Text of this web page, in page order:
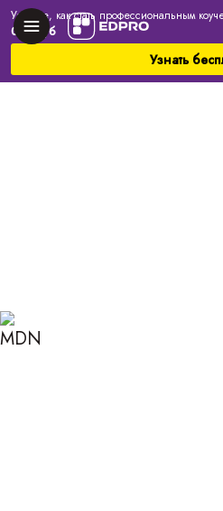
Узнайте, как стать профессиональным
000 руб
Узнать